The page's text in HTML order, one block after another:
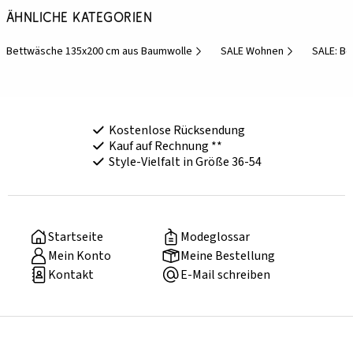
Ähnliche Kategorien
Bettwäsche 135x200 cm aus Baumwolle SALE Wohnen SALE:
Kostenlose Rücksendung
Kauf auf Rechnung **
Style-Vielfalt in Größe 36-54
Startseite
Modeglossar
Mein Konto
Meine Bestellung
Kontakt
E-Mail schreiben